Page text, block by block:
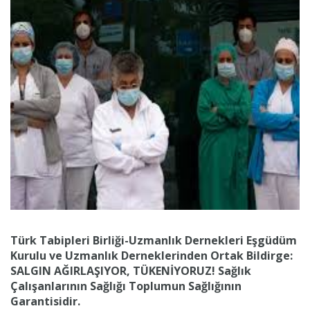
Türk Tabipleri Birliği-Uzmanlık Dernekleri Eşgüdüm
Kurulu ve Uzmanlık Derneklerinden Ortak Bildirge:
SALGIN AĞIRLAŞIYOR, TÜKENİYORUZ! Sağlık
Çalışanlarının Sağlığı Toplumun Sağlığının
Garantisidir.